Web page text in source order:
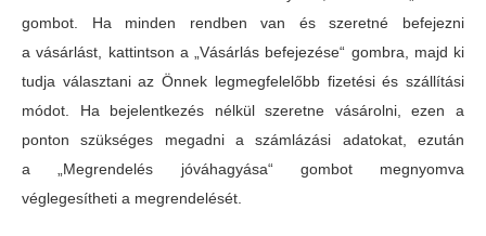
gombot. Ha minden rendben van és szeretné befejezni
a vásárlást, kattintson a „Vásárlás befejezése“ gombra, majd ki
tudja választani az Önnek legmegfelelőbb fizetési és szállítási
módot. Ha bejelentkezés nélkül szeretne vásárolni, ezen a
ponton szükséges megadni a számlázási adatokat, ezután
a „Megrendelés jóváhagyása“ gombot megnyomva
véglegesítheti a megrendelését.